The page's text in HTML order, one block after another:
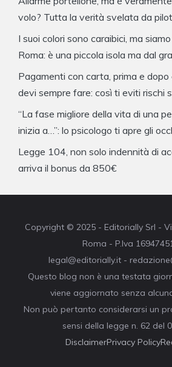
volo? Tutta la verità svelata da
I suoi colori sono caraibici, ma
Roma: è una piccola isola ma dal
Pagamenti con carta, prima e dopo
devi sempre fare: così ti eviti rischi
“La fase migliore della vita di una
inizia a…”: lo psicologo ti apre gli
Legge 104, non solo indennità di
arriva il bonus da 850€
Copyright © 2025 - Editorially Srl -
Roma - P.Iva
legal@editorially.it -
Questo blog non è una testata
viene aggiornato senza
Non può pertanto considerarsi un
sensi della legge n. 62 del
DisclaimerPrivacy Policy